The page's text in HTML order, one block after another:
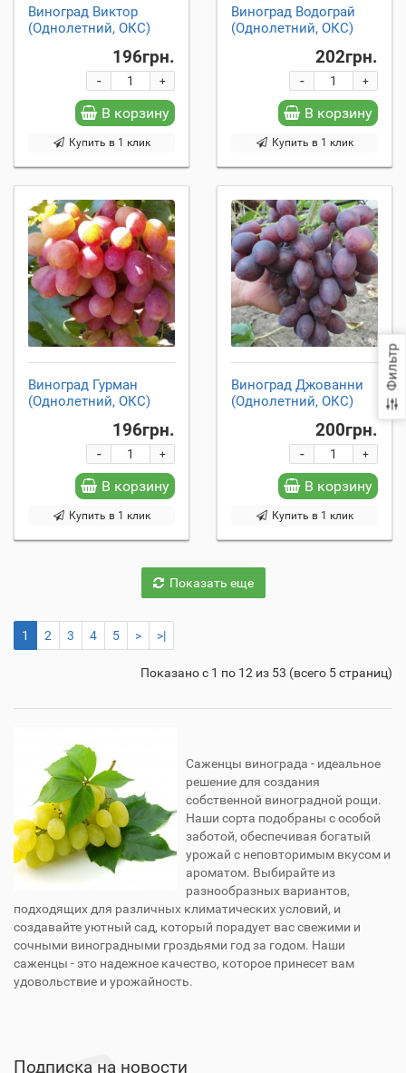
Фильтр
Виноград Виктор
(Однолетний, ОКС)
196грн.
+
-
В корзину
Купить в 1 клик
Виноград Водограй
(Однолетний, ОКС)
202грн.
+
-
В корзину
Купить в 1 клик
Виноград Гурман
(Однолетний, ОКС)
196грн.
+
-
В корзину
Купить в 1 клик
Виноград Джованни
(Однолетний, ОКС)
200грн.
+
-
В корзину
Купить в 1 клик
Показать еще
1 2 3 4 5 > >|
Показано с 1 по 12 из 53 (всего 5 страниц)
Саженцы винограда - идеальное
решение для создания
собственной виноградной рощи.
Наши сорта подобраны с особой
заботой, обеспечивая богатый
урожай с неповторимым вкусом и
ароматом. Выбирайте из
разнообразных вариантов,
подходящих для различных климатических условий, и
создавайте уютный сад, который порадует вас свежими и
сочными виноградными гроздьями год за годом. Наши
саженцы - это надежное качество, которое принесет вам
удовольствие и урожайность.
Подписка на новости